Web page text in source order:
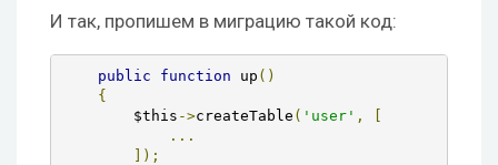
И так, пропишем в миграцию такой код:
public function up ()
{
        $this
->createTable ( 'user' ,
[
...
]);